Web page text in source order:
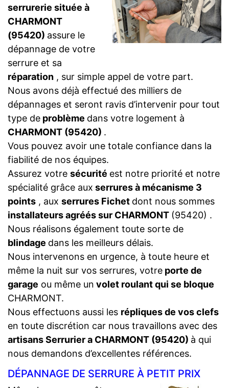
serrurerie située à
CHARMONT
(95420) assure le
dépannage de votre
serrure et sa
réparation , sur simple appel de votre part.
Nous avons déjà effectué des milliers de
dépannages et seront ravis d’intervenir pour tout
type de problème dans votre logement à
CHARMONT (95420) .
Vous pouvez avoir une totale confiance dans la
fiabilité de nos équipes.
Assurez votre sécurité est notre priorité et notre
spécialité grâce aux serrures à mécanisme 3
points , aux serrures Fichet dont nous sommes
installateurs agréés sur CHARMONT (95420) .
Nous réalisons également toute sorte de
blindage dans les meilleurs délais.
Nous intervenons en urgence, à toute heure et
même la nuit sur vos serrures, votre porte de
garage ou même un volet roulant qui se bloque
CHARMONT.
Nous effectuons aussi les répliques de vos clefs
en toute discrétion car nous travaillons avec des
artisans Serrurier a CHARMONT (95420) à qui
nous demandons d’excellentes références.
DÉPANNAGE DE SERRURE À PETIT PRIX